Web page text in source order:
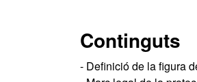
Continguts
- Definició de la figura